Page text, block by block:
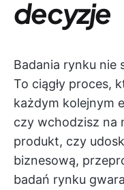
decyzje
Badania rynku nie
To ciągły proces,
każdym kolejnym
czy wchodzisz na
produkt, czy
biznesową,
badań rynku